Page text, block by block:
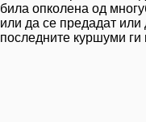
била опколена од
или да се предадат или
последните куршуми ги